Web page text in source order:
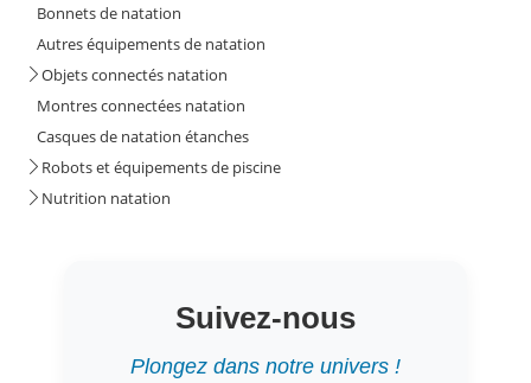
Bonnets de natation
Autres équipements de natation
Objets connectés natation
Montres connectées natation
Casques de natation étanches
Robots et équipements de piscine
Nutrition natation
Suivez-nous
Plongez dans notre univers !